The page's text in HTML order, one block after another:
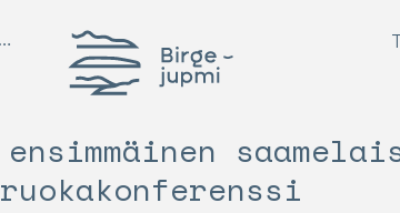
Birgejupmi
ruokakonferenssi